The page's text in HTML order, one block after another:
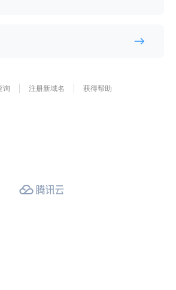
询 注册新域名 获得帮助